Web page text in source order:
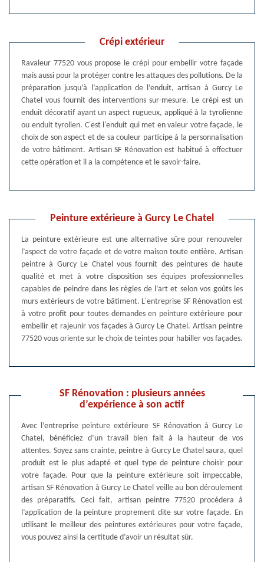
Crépi extérieur
Ravaleur 77520 vous propose le crépi pour embellir votre façade
mais aussi pour la protéger contre les attaques des pollutions. De la
préparation jusqu’à l’application de l’enduit, artisan à Gurcy Le
Chatel vous fournit des interventions sur-mesure. Le crépi est un
enduit décoratif ayant un aspect rugueux, appliqué à la tyrolienne
ou enduit tyrolien. C'est l'enduit qui met en valeur votre façade, le
choix de son aspect et de sa couleur participe à la personnalisation
de votre bâtiment. Artisan SF Rénovation est habitué à effectuer
cette opération et il a la compétence et le savoir-faire.
Peinture extérieure à Gurcy Le Chatel
La peinture extérieure est une alternative sûre pour renouveler
l’aspect de votre façade et de votre maison toute entière. Artisan
peintre à Gurcy Le Chatel vous fournit des peintures de haute
qualité et met à votre disposition ses équipes professionnelles
capables de peindre dans les règles de l’art et selon vos goûts les
murs extérieurs de votre bâtiment. L'entreprise SF Rénovation est
à votre profit pour toutes demandes en peinture extérieure pour
embellir et rajeunir vos façades à Gurcy Le Chatel. Artisan peintre
77520 vous oriente sur le choix de teintes pour habiller vos façades.
SF Rénovation : plusieurs années
d’expérience à son actif
Avec l’entreprise peinture extérieure SF Rénovation à Gurcy Le
Chatel, bénéficiez d’un travail bien fait à la hauteur de vos
attentes. Soyez sans crainte, peintre à Gurcy Le Chatel saura, quel
produit est le plus adapté et quel type de peinture choisir pour
votre façade. Pour que la peinture extérieure soit impeccable,
artisan SF Rénovation à Gurcy Le Chatel veille au bon déroulement
des préparatifs. Ceci fait, artisan peintre 77520 procédera à
l’application de la peinture proprement dite sur votre façade. En
utilisant le meilleur des peintures extérieures pour votre façade,
vous pouvez ainsi la certitude d’avoir un résultat sûr.